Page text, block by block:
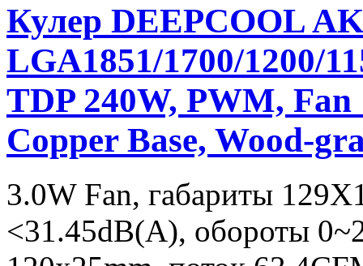
Кулер DEEPCOOL
LGA1851/1700/1200/
TDP 240W, PWM, Fan
Copper Base, Wood-
3.0W Fan, габариты
<31.45dB(A), обороты